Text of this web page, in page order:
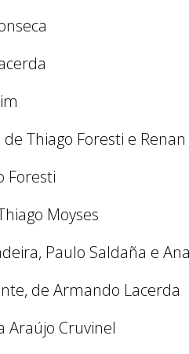
de Thiago Foresti e
Foresti
Moyses
Paulo Saldaña e
de Armando Lacerda
Araújo Cruvinel